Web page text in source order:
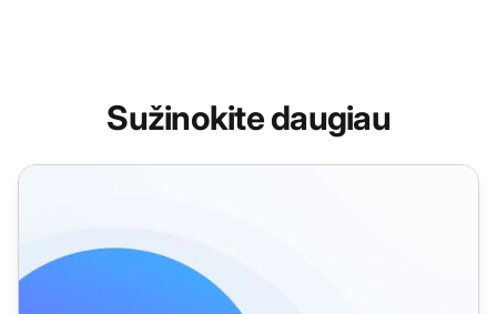
Sužinokite daugiau
Atsakomybės funkcijos